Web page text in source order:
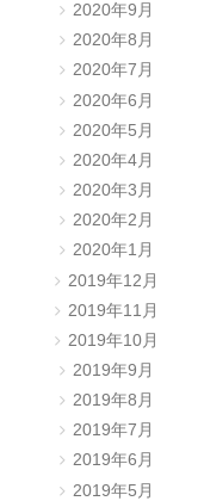
2020年9月
2020年8月
2020年7月
2020年6月
2020年5月
2020年4月
2020年3月
2020年2月
2020年1月
2019年12月
2019年11月
2019年10月
2019年9月
2019年8月
2019年7月
2019年6月
2019年5月